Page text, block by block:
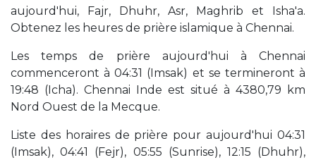
aujourd'hui, Fajr, Dhuhr, Asr, Maghrib et Isha'a.
Obtenez les heures de prière islamique à Chennai.
Les temps de prière aujourd'hui à Chennai
commenceront à 04:31 (Imsak) et se termineront à
19:48 (Icha). Chennai Inde est situé à 4380,79 km
Nord Ouest de la Mecque.
Liste des horaires de prière pour aujourd'hui 04:31
(Imsak), 04:41 (Fejr), 05:55 (Sunrise), 12:15 (Dhuhr),